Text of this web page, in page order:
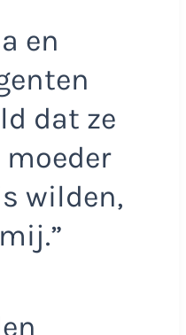
en
dat ze
wilden,